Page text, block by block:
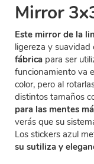
Mirror
Este mirror de la
ligereza y suavidad
fábrica para ser
funcionamiento va
color, pero al
distintos tamaños
para las mentes
verás que su
Los stickers azul
su sutiliza y